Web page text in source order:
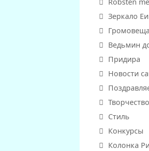
Зеркало
Ведьмин
Придира
Новости
Стиль
Конкурсы
Колонка